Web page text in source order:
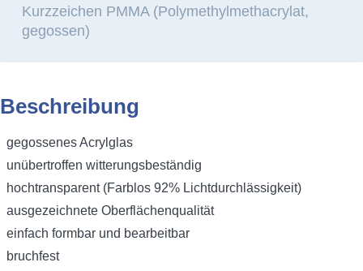
Kurzzeichen PMMA (Polymethylmethacrylat,
gegossen)
Beschreibung
gegossenes Acrylglas
unübertroffen witterungsbeständig
hochtransparent (Farblos 92% Lichtdurchlässigkeit)
ausgezeichnete Oberflächenqualität
einfach formbar und bearbeitbar
bruchfest